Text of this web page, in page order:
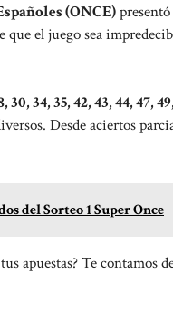
(ONCE)
el juego sea
30, 34, 35, 42, 43, 44, 47,
Desde aciertos
del Sorteo 1 Super Once
apuestas? Te contamos